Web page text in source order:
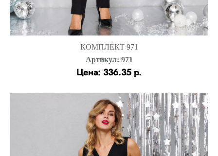
КОМПЛЕКТ 971
Артикул: 971
Цена: 336.35 р.